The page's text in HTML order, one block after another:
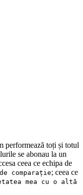
performează toți și totul
se abonau la un
ceea ce echipa de
comparație; ceea ce
mea cu o altă